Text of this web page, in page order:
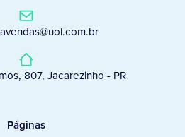
807, Jacarezinho - PR
Páginas